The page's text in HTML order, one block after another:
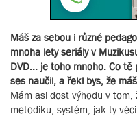
Máš za sebou i různé
mnoha lety seriály v
DVD... je toho mnoho. Co
ses naučil, a řekl bys, že
Mám asi dost výhodu v
metodiku, systém, jak ty